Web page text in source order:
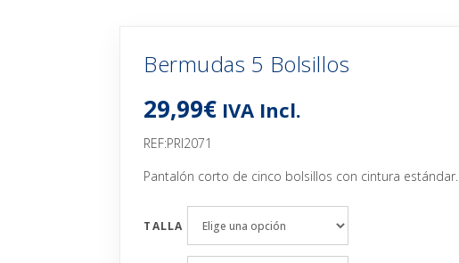
Bermudas 5 Bolsillos
29,99€ IVA Incl.
REF:PRI2071
Pantalón corto de cinco bolsillos con cintura estándar.
TALLA